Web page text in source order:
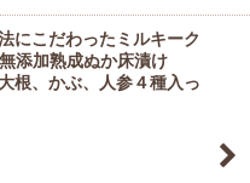
にこだわったミルキーク
添加熟成ぬか床漬け
根、かぶ、人参４種入っ